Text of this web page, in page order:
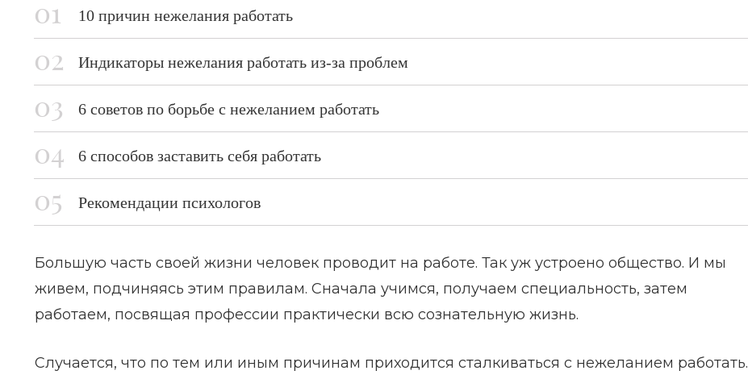
10 причин нежелания работать
Индикаторы нежелания работать из-за проблем
6 советов по борьбе с нежеланием работать
6 способов заставить себя работать
Рекомендации психологов
Большую часть своей жизни человек проводит на работе. Так уж устроено общество. И мы
живем, подчиняясь этим правилам. Сначала учимся, получаем специальность, затем
работаем, посвящая профессии практически всю сознательную жизнь.
Случается, что по тем или иным причинам приходится сталкиваться с нежеланием работать.